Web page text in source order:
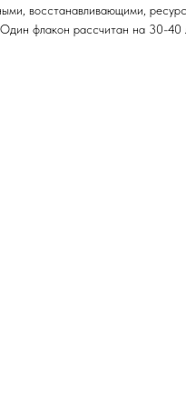
восстанавливающими,
флакон рассчитан на 30-40